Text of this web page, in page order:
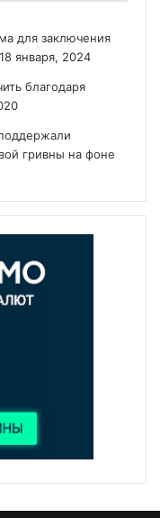
для заключения
18 января, 2024
благодаря
гривны на фоне